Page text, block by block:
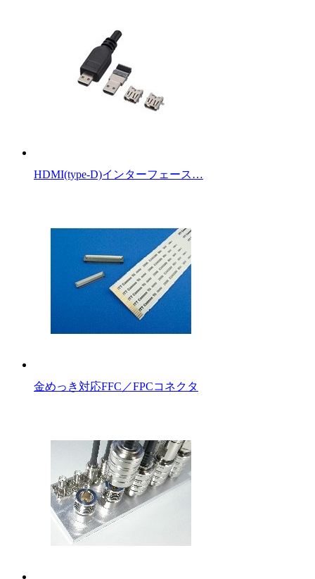
HDMI(type-D)インターフェース…
金めっき対応FFC／FPCコネクタ